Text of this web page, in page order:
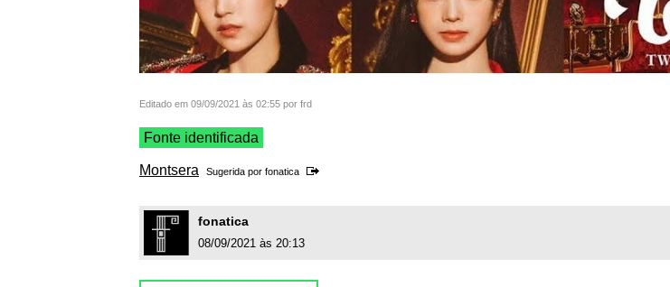
Editado em 09/09/2021 às 02:55 por frd
Fonte identificada
Montsera Sugerida por fonatica
fonatica
08/09/2021 às 20:13